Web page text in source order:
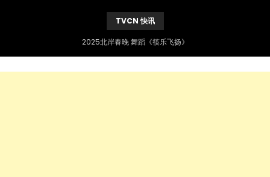
TVCN 快讯
2025北岸春晚 舞蹈《筷乐飞扬》